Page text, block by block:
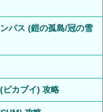
パス (鎧の孤島/冠の雪
カブイ) 攻略